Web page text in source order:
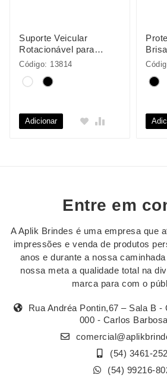
Suporte Veicular
Rotacionável para
Celular
Código: 13814
Adicionar
Brisa
Entre em
A Aplik Brindes é uma empresa que
impressões e venda de produtos
anos e durante a nossa
nossa meta a qualidade total na
marca para com o
Rua Andréa Pontin,67 – Sala B -
000 - Carlos
(54) 3461-
(54) 99216-